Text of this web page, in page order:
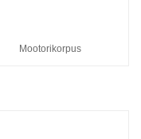
Mootorikorpus